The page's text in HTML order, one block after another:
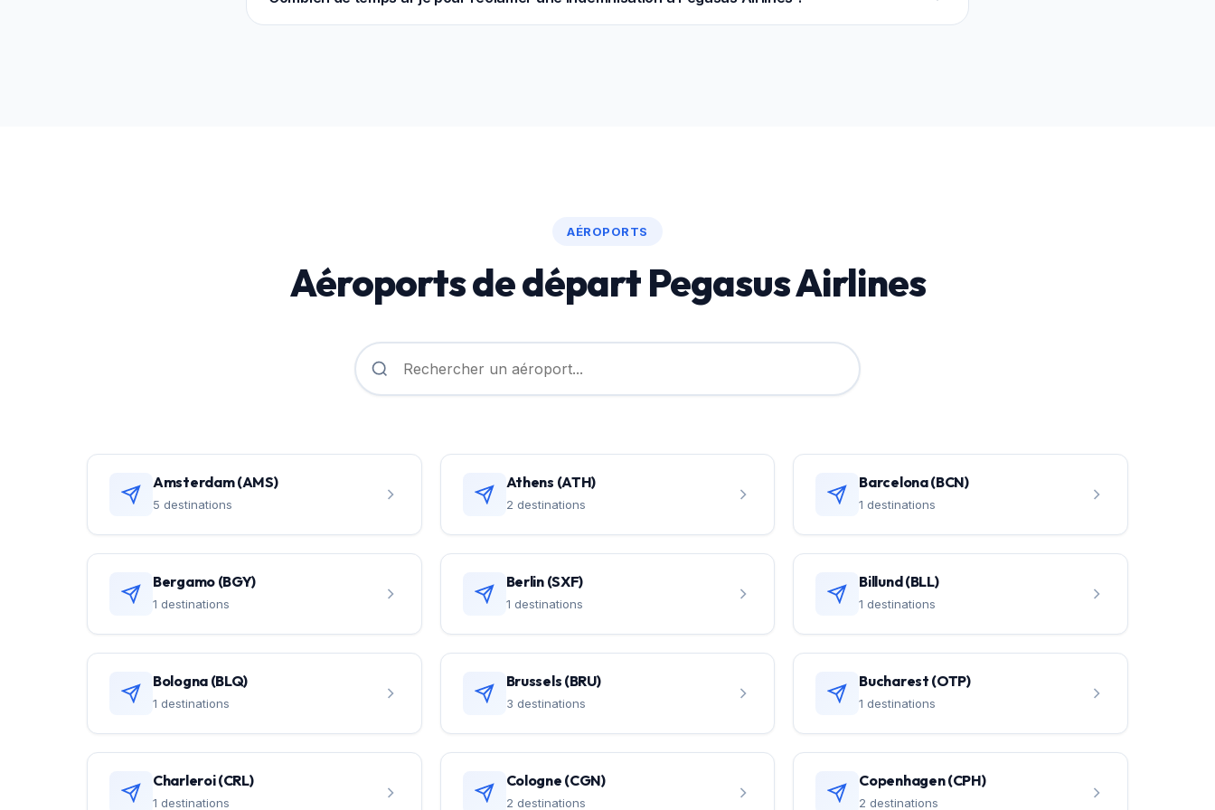
AÉROPORTS
Aéroports de départ Pegasus Airlines
Amsterdam (AMS)
5 destinations
Athens (ATH)
2 destinations
Barcelona (BCN)
1 destinations
Bergamo (BGY)
1 destinations
Berlin (SXF)
1 destinations
Billund (BLL)
1 destinations
Bologna (BLQ)
1 destinations
Brussels (BRU)
3 destinations
Bucharest (OTP)
1 destinations
Charleroi (CRL)
1 destinations
Cologne (CGN)
2 destinations
Copenhagen (CPH)
2 destinations